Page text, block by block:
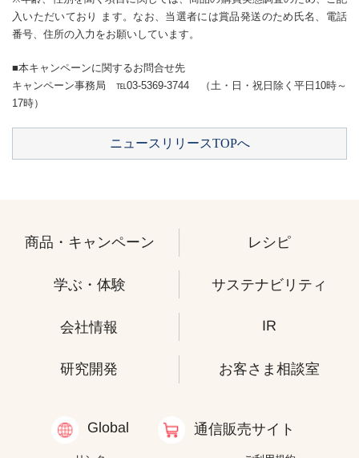
入いただいており ます。なお、当選者には賞品発送のため氏名、電話
番号、住所の入力をお願いしています。
■本キャンペーンに関するお問合せ先
キャンペーン事務局 ℡03-5369-3744 （土・日・祝日除く平日10時～
17時）
ニュースリリースTOPへ
商品・キャンペーン レシピ
学ぶ・体験 サステナビリティ
会社情報 IR
研究開発 お客さま相談室
Global 通信販売サイト